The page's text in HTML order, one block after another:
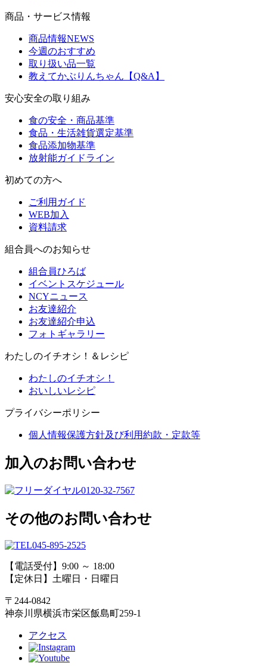
商品・サービス情報
商品情報NEWS
今週のおすすめ
取り扱い品一覧
教えてかぶりんちゃん【Q&A】
安心安全の取り組み
食の安全・商品基準
食品・生活雑貨選定基準
食品添加物基準
放射能ガイドライン
初めての方へ
ご利用ガイド
WEB加入
資料請求
組合員へのお知らせ
組合員ひろば
イベントスケジュール
NCYニュース
お友達紹介
お友達紹介申込
フォトギャラリー
わたしのイチオシ！＆レシピ
わたしのイチオシ！
おいしいレシピ
プライバシーポリシー
個人情報保護方針及び利用約款・定款等
加入のお問い合わせ
0120-32-7567
その他のお問い合わせ
045-895-2525
【電話受付】9:00 ～ 18:00
【定休日】土曜日・日曜日
〒244-0842
神奈川県横浜市栄区飯島町259-1
アクセス